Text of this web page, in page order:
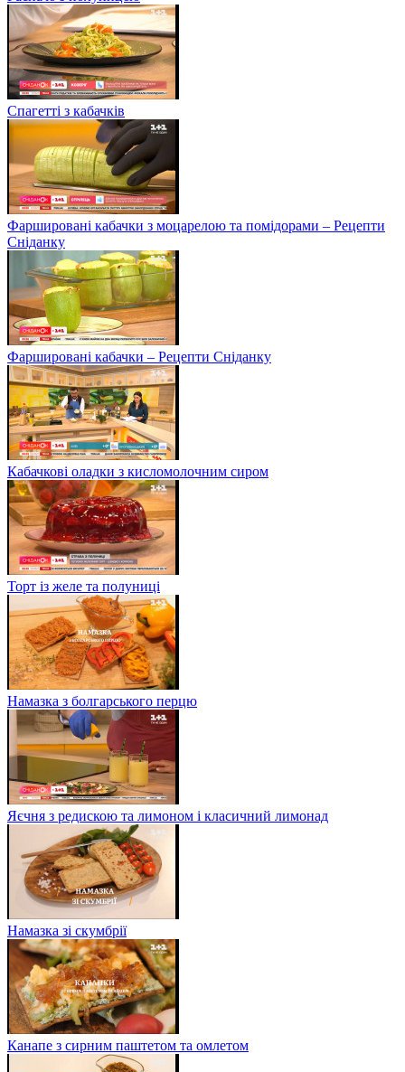
Спагетті з кабачків
Фаршировані кабачки з моцарелою та помідорами – Рецепти
Сніданку
Фаршировані кабачки – Рецепти Сніданку
Кабачкові оладки з кисломолочним сиром
Торт із желе та полуниці
Намазка з болгарського перцю
Яєчня з редискою та лимоном і класичний лимонад
Намазка зі скумбрії
Канапе з сирним паштетом та омлетом